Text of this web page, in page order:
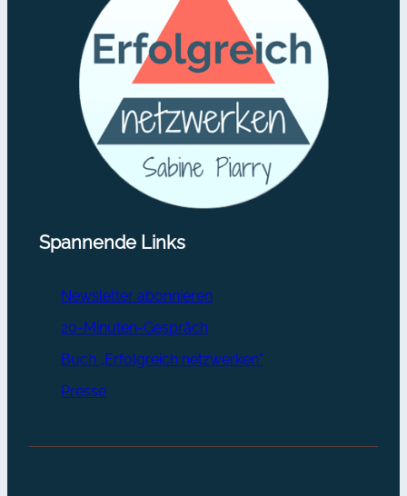
Spannende Links
Newsletter abonnieren
20-Minuten-Gespräch
Buch „Erfolgreich netzwerken“
Presse